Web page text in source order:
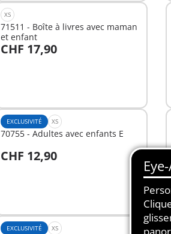
XS
71511 - Boîte à livres avec maman
et enfant
CHF 17,90
Au panier
EXCLUSIVITÉ XS
70755 - Adultes avec enfants E
CHF 12,90
Au panier
EXCLUSIVITÉ XS